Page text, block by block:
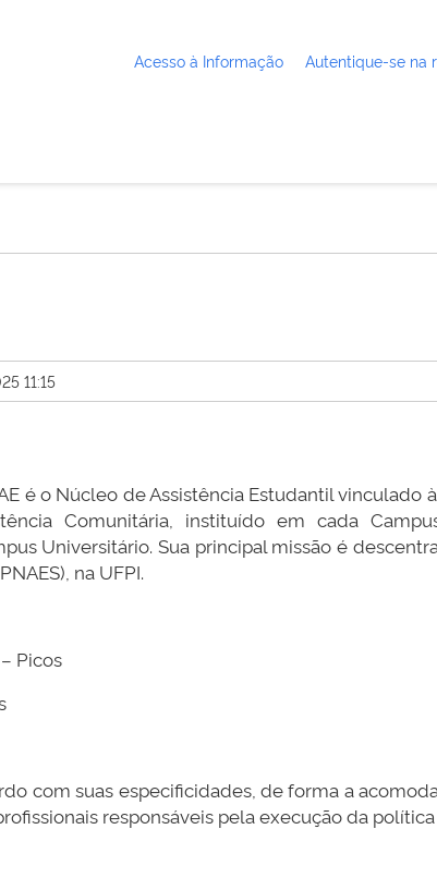
Acesso à Informação Autentique-se na
11:15
é o Núcleo de Assistência Estudantil vinculado
Comunitária, instituído em cada
Universitário. Sua principal missão é
na UFPI.
Picos
com suas especificidades, de forma a
responsáveis pela execução da